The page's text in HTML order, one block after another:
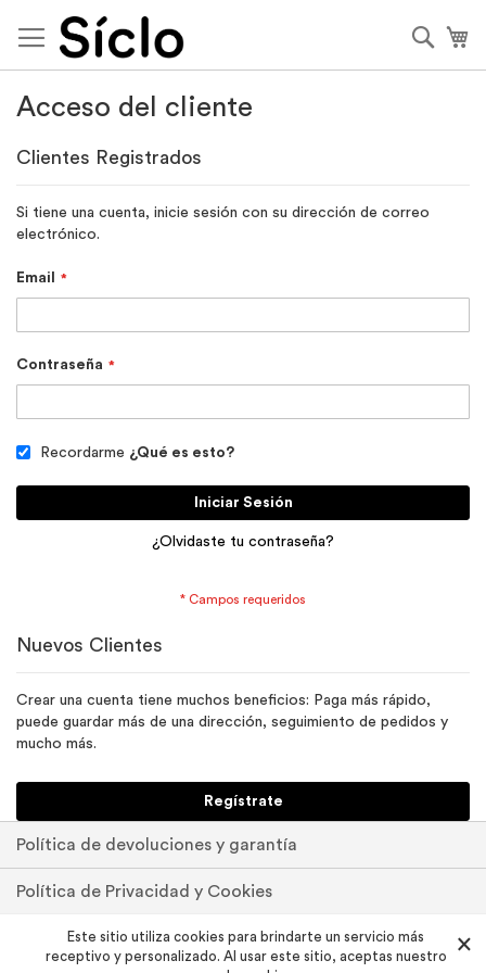
Este sitio utiliza cookies para brindarte un servicio más
receptivo y personalizado. Al usar este sitio, aceptas nuestro
×
al
contenido
Acceso del cliente
Clientes Registrados
Si tiene una cuenta, inicie sesión con su dirección de correo
electrónico.
Email
Contraseña
Recordarme ¿Qué es esto?
Iniciar Sesión
¿Olvidaste tu contraseña?
Nuevos Clientes
Crear una cuenta tiene muchos beneficios: Paga más rápido,
puede guardar más de una dirección, seguimiento de pedidos y
mucho más.
Regístrate
Política de devoluciones y garantía
Política de Privacidad y Cookies
Pedidos y devoluciones